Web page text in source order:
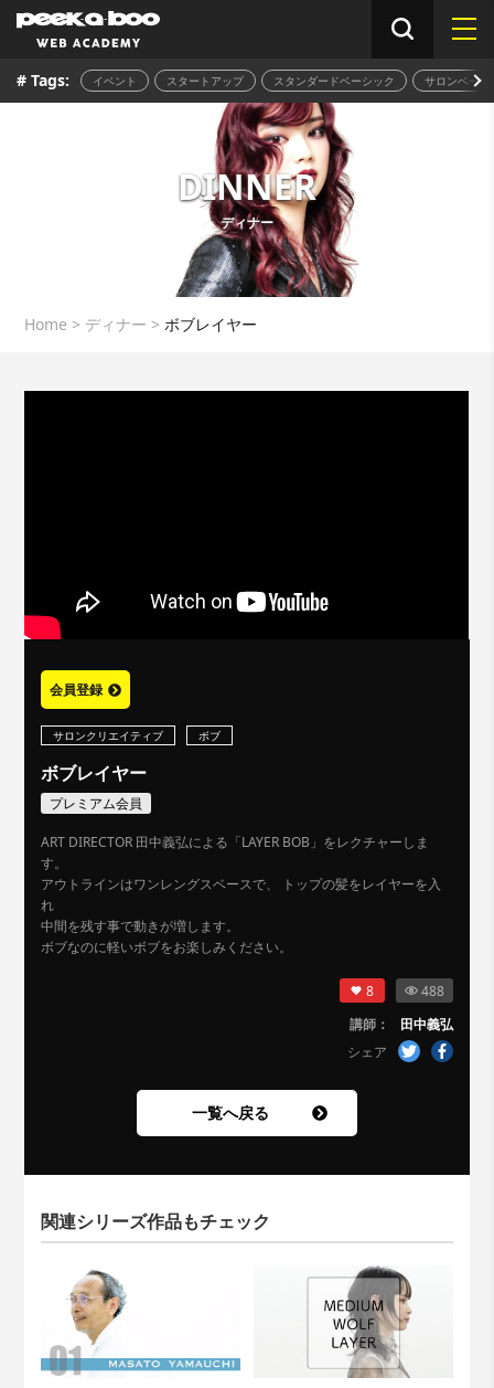
# Tags: イベント スタートアップ スタンダードベーシック サロンベーシ
DINNER
ディナー
Home > ディナー > ボブレイヤー
会員登録
サロンクリエイティブ ボブ
ボブレイヤー
プレミアム会員
ART DIRECTOR 田中義弘による「LAYER BOB」をレクチャーしま
す。
アウトラインはワンレングスベースで、 トップの髪をレイヤーを入
れ
中間を残す事で動きが増します。
ボブなのに軽いボブをお楽しみください。
8
488
講師：
田中義弘
シェア
一覧へ戻る
関連シリーズ作品もチェック